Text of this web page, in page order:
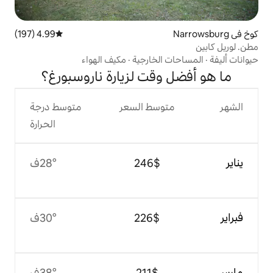
·مكيف الهواء
لزيارة ناروسبورغ؟
السعر
متوسط درجة
28°ف
30°ف